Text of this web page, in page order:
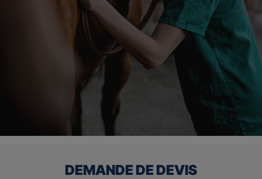
DEMANDE DE DEVIS